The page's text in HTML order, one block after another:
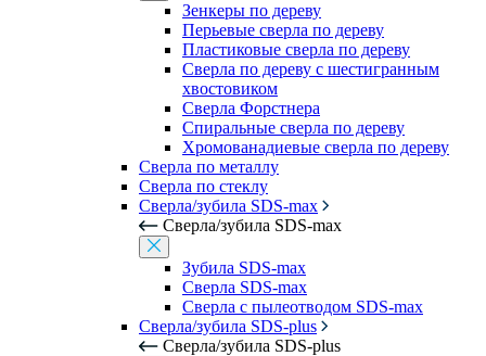
Зенкеры по дереву
Перьевые сверла по дереву
Пластиковые сверла по дереву
Сверла по дереву с шестигранным
хвостовиком
Сверла Форстнера
Спиральные сверла по дереву
Хромованадиевые сверла по дереву
Сверла по металлу
Сверла по стеклу
Сверла/зубила SDS-max
Сверла/зубила SDS-max
Зубила SDS-max
Сверла SDS-max
Сверла с пылеотводом SDS-max
Сверла/зубила SDS-plus
Сверла/зубила SDS-plus